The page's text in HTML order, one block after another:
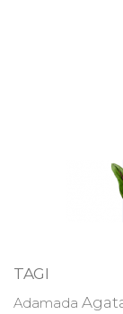
TAGI
Adamada